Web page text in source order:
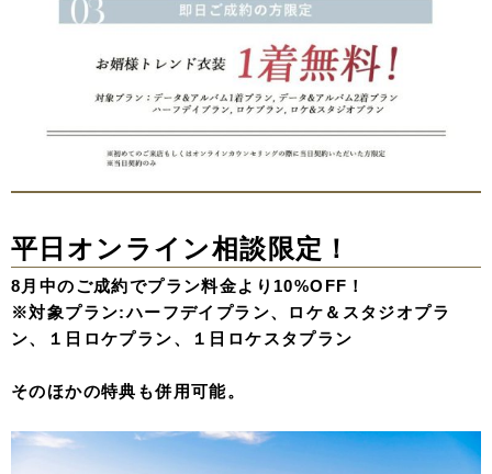
平日オンライン相談限定！
8月中のご成約でプラン料金より 10%OFF ！
※対象プラン:ハーフデイプラン、ロケ＆スタジオプラ
ン、１日ロケプラン、１日ロケスタプラン
そのほかの特典も併用可能。